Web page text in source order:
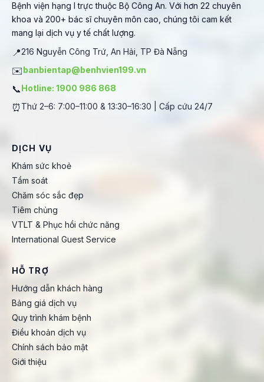
Bệnh viện hạng I trực thuộc Bộ Công An. Với hơn 22 chuyên
khoa và 200+ bác sĩ chuyên môn cao, chúng tôi cam kết
mang lại dịch vụ y tế chất lượng.
📍216 Nguyễn Công Trứ, An Hải, TP Đà Nẵng
✉️banbientap@benhvien199.vn
📞Hotline: 1900 986 868
⏰ Thứ 2–6: 7:00–11:00 & 13:30–16:30 | Cấp cứu 24/7
DỊCH VỤ
Khám sức khoẻ
Tầm soát
Chăm sóc sắc đẹp
Tiêm chủng
VTLT & Phục hồi chức năng
International Guest Service
HỖ TRỢ
Hướng dẫn khách hàng
Bảng giá dịch vụ
Quy trình khám bệnh
Điều khoản dịch vụ
Chính sách bảo mật
Giới thiệu